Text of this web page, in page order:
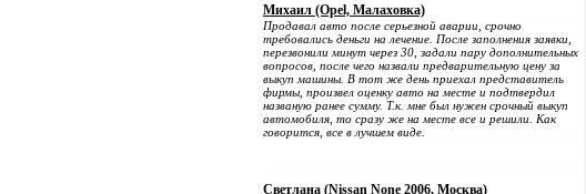
Михаил (Opel, Малаховка)
Продавал авто после серьезной аварии, срочно
требовались деньги на лечение. После заполнения заявки,
перезвонили минут через 30, задали пару дополнительных
вопросов, после чего назвали предварительную цену за
выкуп машины. В тот же день приехал представитель
фирмы, произвел оценку авто на месте и подтвердил
названую ранее сумму. Т.к. мне был нужен срочный выкуп
автомобиля, то сразу же на месте все и решили. Как
говорится, все в лучшем виде.
Светлана (Nissan None 2006, Москва)